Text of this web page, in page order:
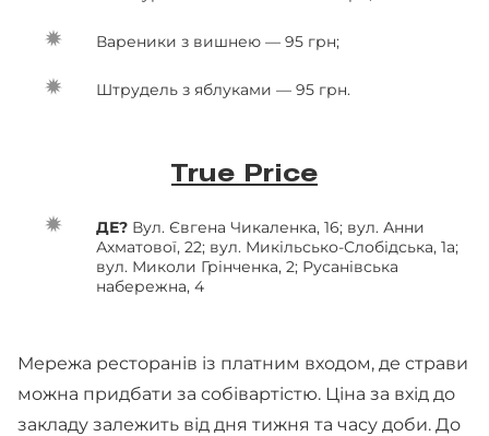
Вареники з вишнею — 95 грн;
Штрудель з яблуками — 95 грн.
True Price
ДЕ? Вул. Євгена Чикаленка, 16; вул. Анни
Ахматової, 22; вул. Микільсько-Слобідська, 1а;
вул. Миколи Грінченка, 2; Русанівська
набережна, 4
Мережа ресторанів із платним входом, де страви
можна придбати за собівартістю. Ціна за вхід до
закладу залежить від дня тижня та часу доби. До